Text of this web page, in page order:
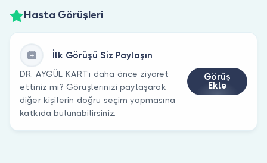
Hasta Görüşleri
İlk Görüşü Siz Paylaşın
DR. AYGÜL KART’ı daha önce ziyaret
ettiniz mi? Görüşlerinizi paylaşarak
diğer kişilerin doğru seçim yapmasına
katkıda bulunabilirsiniz.
Görüş
Ekle